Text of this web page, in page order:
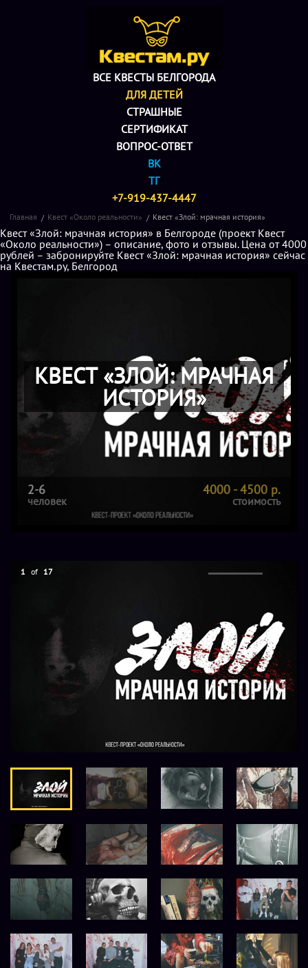
ВСЕ КВЕСТЫ БЕЛГОРОДА
ДЛЯ ДЕТЕЙ
СТРАШНЫЕ
СЕРТИФИКАТ
ВОПРОС-ОТВЕТ
ВК
ТГ
+7-919-437-4447
Главная Квест «Около реальности» Квест «Злой: мрачная история»
Квест «Злой: мрачная история» в Белгороде (проект Квест
«Около реальности») – описание, фото и отзывы. Цена от 4000
рублей – забронируйте Квест «Злой: мрачная история» сейчас
на Квестам.ру, Белгород
КВЕСТ «ЗЛОЙ: МРАЧНАЯ
ИСТОРИЯ»
2-6
человек
4000 - 4500 р.
стоимость
1 of 17